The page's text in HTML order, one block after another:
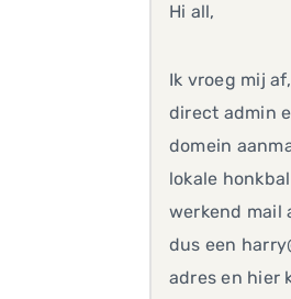
Hi all,
Ik vroeg mij
direct admin
domein
lokale
werkend mail
dus een
adres en hier